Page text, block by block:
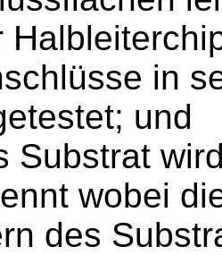
in
und
Substrat
wobei
des